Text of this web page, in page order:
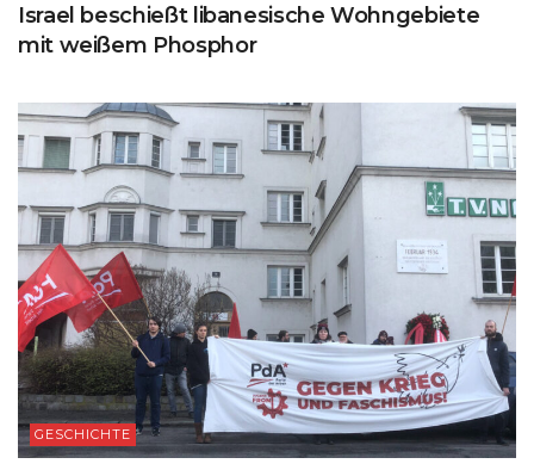
Israel beschießt libanesische Wohngebiete
mit weißem Phosphor
GESCHICHTE